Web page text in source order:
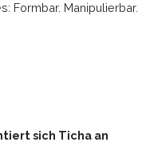
Formbar. Manipulierbar.
sich Ticha an